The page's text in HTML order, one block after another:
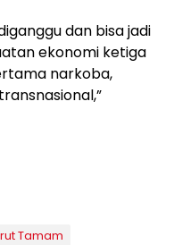
dan bisa jadi
ekonomi ketiga
narkoba,
Tamam